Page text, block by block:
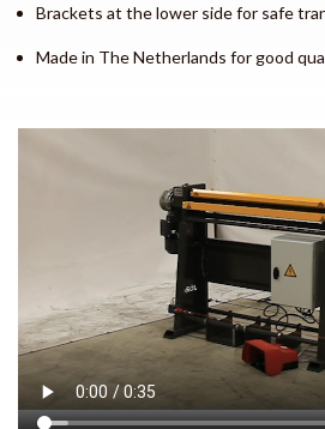
Brackets at the lower side for safe
Made in The Netherlands for good